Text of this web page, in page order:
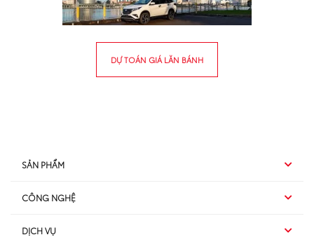
DỰ TOÁN GIÁ LĂN BÁNH
SẢN PHẨM
Hybrid EV
SUV
CÔNG NGHỆ
Hybrid
DỊCH VỤ